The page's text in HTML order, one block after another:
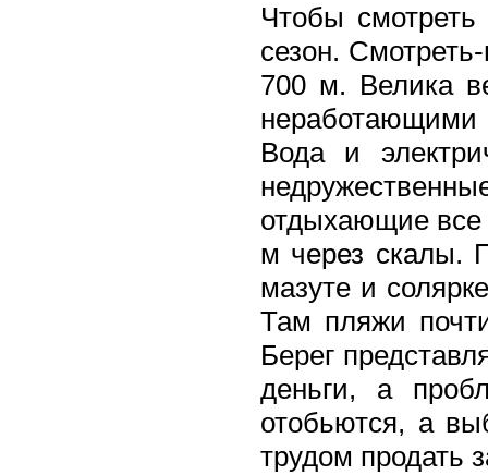
Чтобы
сезон.
700 м. Велика
Вода и
отдыхающие все
м через скалы.
мазуте и
Там пляжи
Берег
деньги, а
отобьются, а
трудом продать